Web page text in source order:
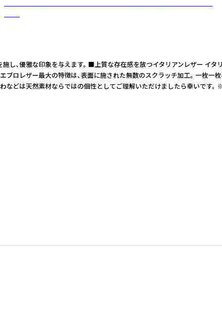
し、優雅な印象を与えます。 ■上質な存在感を放つイタリアンレ
ー最大の特徴は、表面に施された無数のスクラッチ加工。 一枚
どは天然素材ならではの個性としてご理解いただけましたら幸い